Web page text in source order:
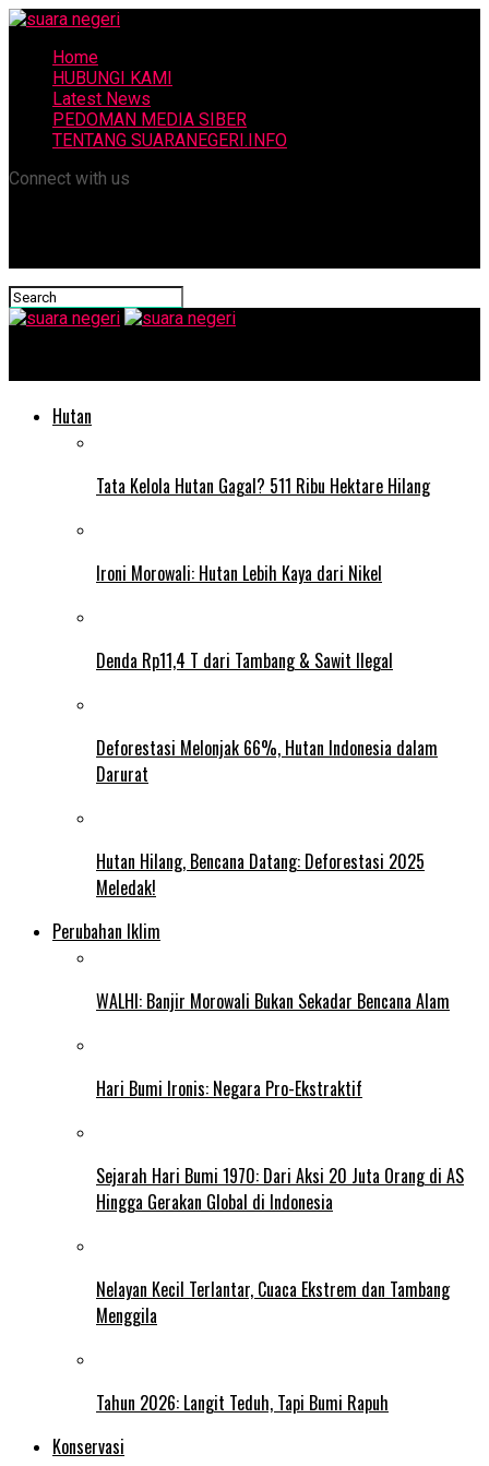
Home
HUBUNGI KAMI
Latest News
PEDOMAN MEDIA SIBER
TENTANG SUARANEGERI.INFO
Connect with us
Hutan
Tata Kelola Hutan Gagal? 511 Ribu Hektare Hilang
Ironi Morowali: Hutan Lebih Kaya dari Nikel
Denda Rp11,4 T dari Tambang & Sawit Ilegal
Deforestasi Melonjak 66%, Hutan Indonesia dalam
Darurat
Hutan Hilang, Bencana Datang: Deforestasi 2025
Meledak!
Perubahan Iklim
WALHI: Banjir Morowali Bukan Sekadar Bencana Alam
Hari Bumi Ironis: Negara Pro-Ekstraktif
Sejarah Hari Bumi 1970: Dari Aksi 20 Juta Orang di AS
Hingga Gerakan Global di Indonesia
Nelayan Kecil Terlantar, Cuaca Ekstrem dan Tambang
Menggila
Tahun 2026: Langit Teduh, Tapi Bumi Rapuh
Konservasi